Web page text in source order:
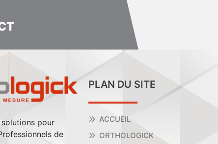
solutions pour
de
PLAN DU SITE
ACCUEIL
ORTHOLOGICK